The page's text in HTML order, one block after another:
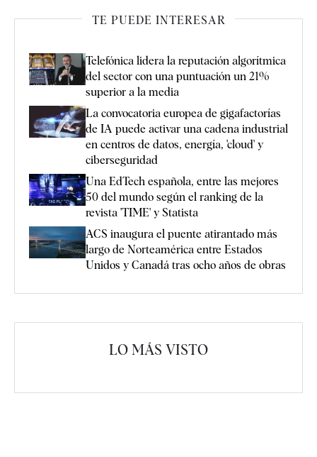
TE PUEDE INTERESAR
Telefónica lidera la reputación algorítmica
del sector con una puntuación un 21%
superior a la media
La convocatoria europea de gigafactorías
de IA puede activar una cadena industrial
en centros de datos, energía, 'cloud' y
ciberseguridad
Una EdTech española, entre las mejores
50 del mundo según el ranking de la
revista 'TIME' y Statista
ACS inaugura el puente atirantado más
largo de Norteamérica entre Estados
Unidos y Canadá tras ocho años de obras
LO MÁS VISTO